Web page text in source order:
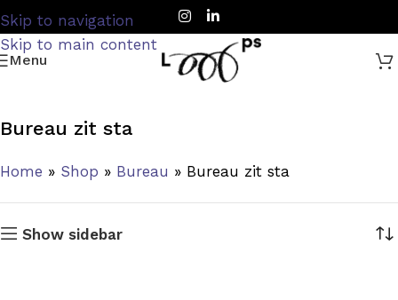
Skip to navigation
Skip to main content
Menu
Bureau zit sta
Home » Shop » Bureau » Bureau zit sta
Show sidebar